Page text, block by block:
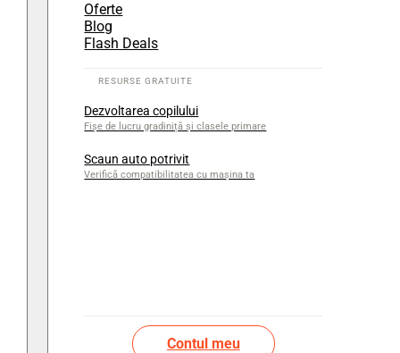
Oferte
Blog
Flash Deals
Dezvoltarea copilului
Fișe de lucru gradiniță și clasele primare
Scaun auto potrivit
Verifică compatibilitatea cu mașina ta
Contul meu